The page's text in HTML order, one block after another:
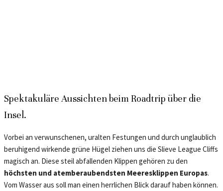
Spektakuläre Aussichten beim Roadtrip über die
Insel.
Vorbei an verwunschenen, uralten Festungen und durch unglaublich
beruhigend wirkende grüne Hügel ziehen uns die Slieve League Cliffs
magisch an. Diese steil abfallenden Klippen gehören zu den
höchsten und atemberaubendsten Meeresklippen Europas.
Vom Wasser aus soll man einen herrlichen Blick darauf haben können.